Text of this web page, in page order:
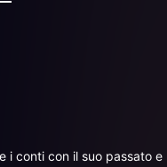
i conti con il suo passato e